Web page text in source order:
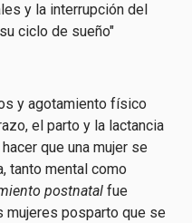
y la interrupción del
ciclo de sueño"
y agotamiento físico
el parto y la lactancia
que una mujer se
tanto mental como
postnatal fue
mujeres posparto que se